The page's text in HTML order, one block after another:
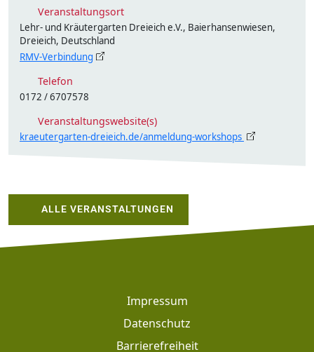
Veranstaltungsort
Lehr- und Kräutergarten Dreieich e.V., Baierhansenwiesen,
Dreieich, Deutschland
RMV-Verbindung
Telefon
0172 / 6707578
Veranstaltungswebsite(s)
kraeutergarten-dreieich.de/anmeldung-workshops
ALLE VERANSTALTUNGEN
Impressum
Datenschutz
Barrierefreiheit